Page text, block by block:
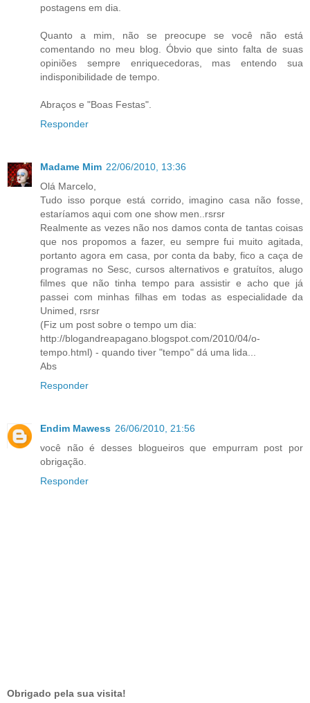
postagens em dia.
Quanto a mim, não se preocupe se você não está
comentando no meu blog. Óbvio que sinto falta de suas
opiniões sempre enriquecedoras, mas entendo sua
indisponibilidade de tempo.
Abraços e "Boas Festas".
Responder
Madame Mim 22/06/2010, 13:36
Olá Marcelo,
Tudo isso porque está corrido, imagino casa não fosse,
estaríamos aqui com one show men..rsrsr
Realmente as vezes não nos damos conta de tantas coisas
que nos propomos a fazer, eu sempre fui muito agitada,
portanto agora em casa, por conta da baby, fico a caça de
programas no Sesc, cursos alternativos e gratuítos, alugo
filmes que não tinha tempo para assistir e acho que já
passei com minhas filhas em todas as especialidade da
Unimed, rsrsr
(Fiz um post sobre o tempo um dia:
http://blogandreapagano.blogspot.com/2010/04/o-
tempo.html) - quando tiver "tempo" dá uma lida...
Abs
Responder
Endim Mawess 26/06/2010, 21:56
você não é desses blogueiros que empurram post por
obrigação.
Responder
Obrigado pela sua visita!